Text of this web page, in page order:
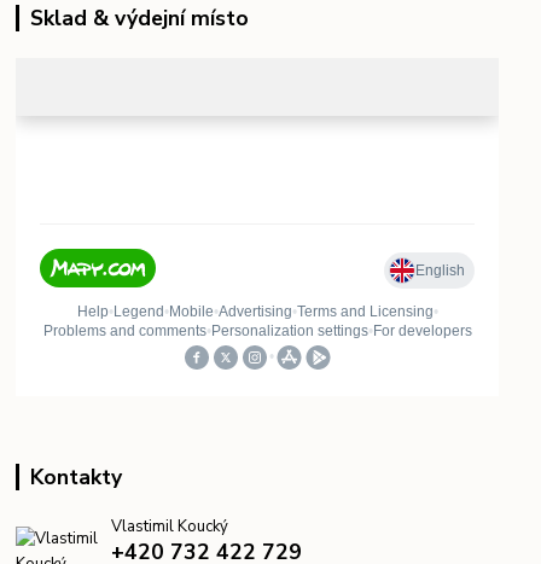
Sklad & výdejní místo
Kontakty
Vlastimil Koucký
+420 732 422 729